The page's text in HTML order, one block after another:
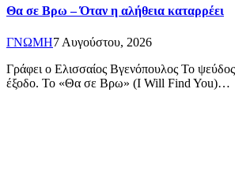
Θα σε Βρω – Όταν η αλήθεια καταρρέει
ΓΝΩΜΗ7 Αυγούστου, 2026
Γράφει ο Ελισσαίος Βγενόπουλος Το
έξοδο. Το «Θα σε Βρω» (I Will Find You)…